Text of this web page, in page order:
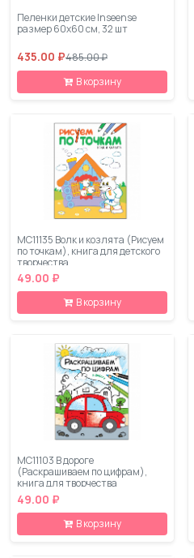
Пеленки детские Inseense
размер 60х60 см, 32 шт
435.00 ₽485.00 ₽
В корзину
МС11135 Волк и козлята (Рисуем
по точкам), книга для детского
творчества
49.00 ₽
В корзину
МС11103 В дороге
(Раскрашиваем по цифрам),
книга для творчества
49.00 ₽
В корзину